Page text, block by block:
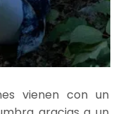
vienen con un